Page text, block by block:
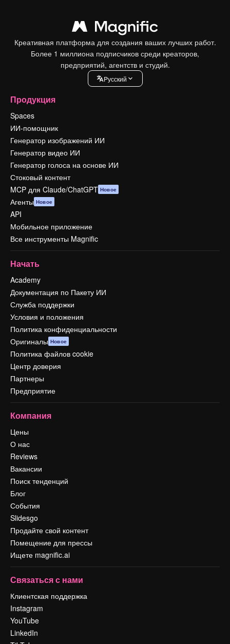
Креативная платформа для создания ваших лучших работ.
Более 1 миллиона подписчиков среди креаторов,
предприятий, агентств и студий.
Pусский
Продукция
Spaces
ИИ-помощник
Генератор изображений ИИ
Генератор видео ИИ
Генератор голоса на основе ИИ
Стоковый контент
MCP для Claude/ChatGPT Новое
Агенты Новое
API
Мобильное приложение
Все инструменты Magnific
Начать
Academy
Документация по Пакету ИИ
Служба поддержки
Условия и положения
Политика конфиденциальности
Оригиналы Новое
Политика файлов cookie
Центр доверия
Партнеры
Предприятие
Компания
Цены
О нас
Reviews
Вакансии
Поиск тенденций
Блог
События
Slidesgo
Продайте свой контент
Помещение для прессы
Ищете magnific.ai
Связаться с нами
Клиентская поддержка
Instagram
YouTube
LinkedIn